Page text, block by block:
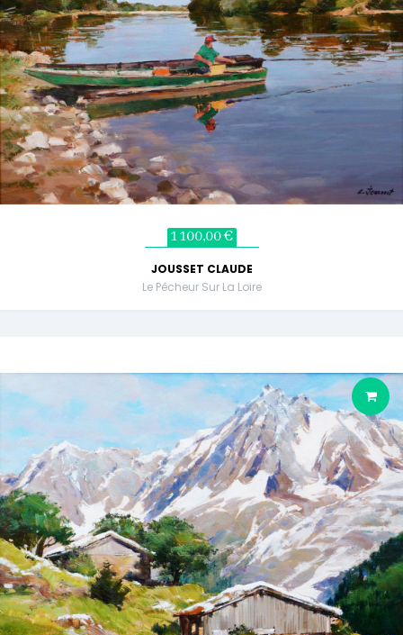
1 100,00 €
JOUSSET CLAUDE
Le Pêcheur Sur La Loire